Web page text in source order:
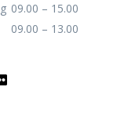
09.00 – 15.00
09.00 – 13.00